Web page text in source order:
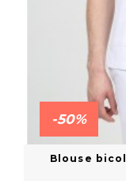
-50%
Blouse